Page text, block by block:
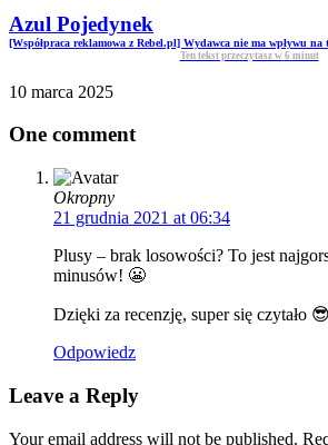
Azul Pojedynek
[Współpraca reklamowa z Rebel.pl] Wydawca nie ma wpływu na
Ten tekst przeczytasz w 6 minut
10 marca 2025
One comment
Okropny
21 grudnia 2021 at 06:34
Plusy – brak losowości? To jest
minusów! 😬
Dzięki za recenzję, super się czytało 😎
Odpowiedz
Leave a Reply
Your email address will not be published.